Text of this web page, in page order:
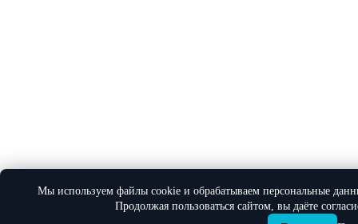
Мы используем файлы cookie и обрабатываем персональные
Продолжая пользоваться сайтом, вы даёте